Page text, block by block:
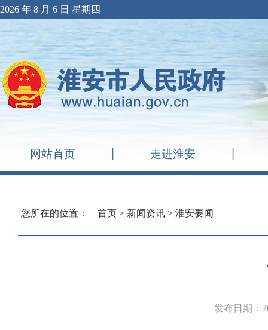
2026 年 8 月 6 日 星期四
网站首页 走进淮安
您所在的位置： 首页 > 新闻资讯 > 淮安要闻
发布日期：